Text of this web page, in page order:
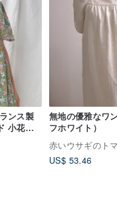
ンス製
小花柄
無地の優雅なワ
フホワイト）
赤いウサギのト
US$ 53.46